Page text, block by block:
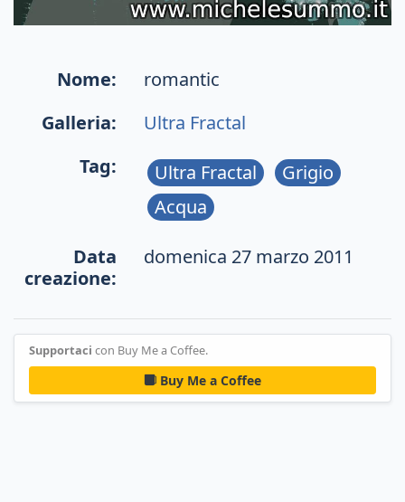
Nome:
romantic
Galleria:
Ultra Fractal
Tag:
Ultra Fractal
Grigio
Acqua
Data
creazione:
domenica 27 marzo 2011
Supportaci con Buy Me a Coffee.
Buy Me a Coffee